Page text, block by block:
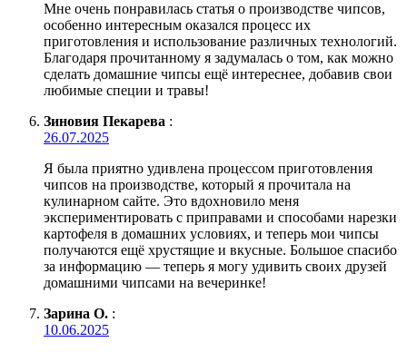
Мне очень понравилась статья о производстве чипсов,
особенно интересным оказался процесс их
приготовления и использование различных технологий.
Благодаря прочитанному я задумалась о том, как можно
сделать домашние чипсы ещё интереснее, добавив свои
любимые специи и травы!
Зиновия Пекарева :
26.07.2025
Я была приятно удивлена процессом приготовления
чипсов на производстве, который я прочитала на
кулинарном сайте. Это вдохновило меня
экспериментировать с приправами и способами нарезки
картофеля в домашних условиях, и теперь мои чипсы
получаются ещё хрустящие и вкусные. Большое спасибо
за информацию — теперь я могу удивить своих друзей
домашними чипсами на вечеринке!
Зарина О. :
10.06.2025